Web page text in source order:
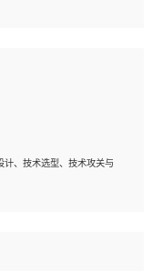
发；
端开发、测试、调试流程
，学习能力和工作责任心
计、技术选型、技术攻关与